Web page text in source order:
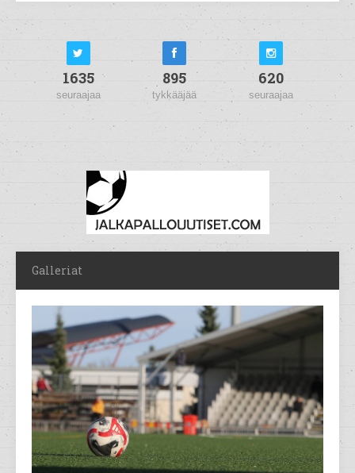
1635
seuraajaa
895
tykkääjää
620
seuraajaa
Galleriat